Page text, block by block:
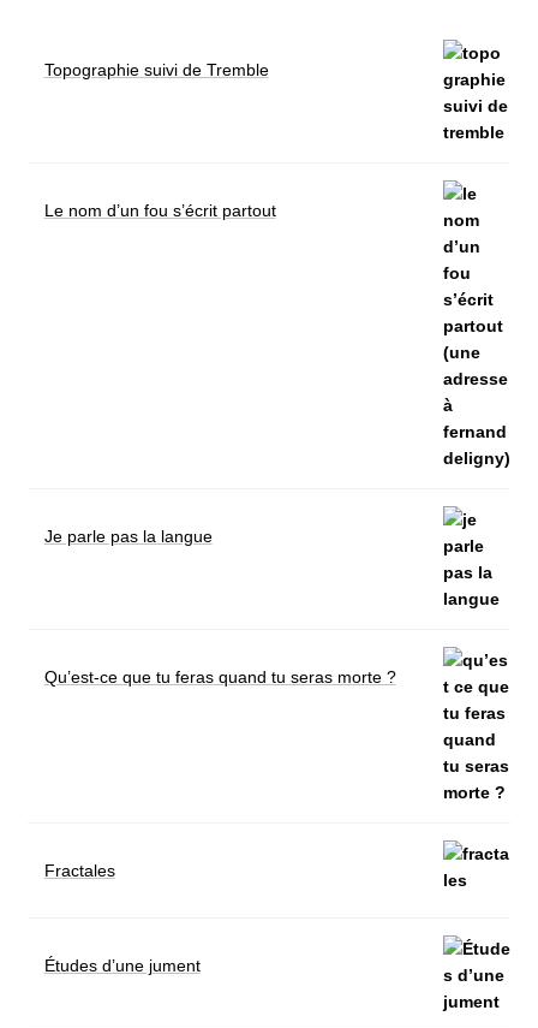
Topographie suivi de Tremble
Le nom d’un fou s’écrit partout
Je parle pas la langue
Qu’est-ce que tu feras quand tu seras morte ?
Fractales
Études d’une jument